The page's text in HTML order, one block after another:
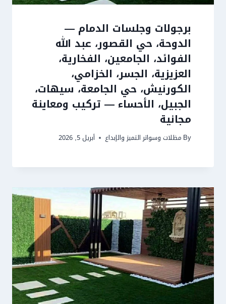
برجولات وجلسات الدمام —
الدوحة، حي القصور، عبد الله
الفوائد، الجامعين، الفخارية،
العزيزية، الجسر، الخزامي،
الكورنيش، حي الجامعة، سيهات،
الجبيل، الأحساء — تركيب ومعاينة
مجانية
By مظلات وسواتر التميز والإبداع أبريل 5, 2026